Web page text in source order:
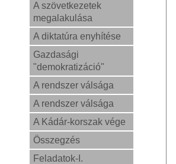
A szövetkezetek
megalakulása
A diktatúra enyhítése
Gazdasági
"demokratizáció"
A rendszer válsága
A rendszer válsága
A Kádár-korszak vége
Összegzés
Feladatok-I.